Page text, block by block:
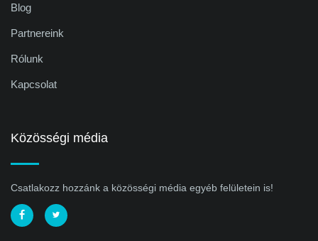
Blog
Partnereink
Rólunk
Kapcsolat
Közösségi média
Csatlakozz hozzánk a közösségi média egyéb felületein is!